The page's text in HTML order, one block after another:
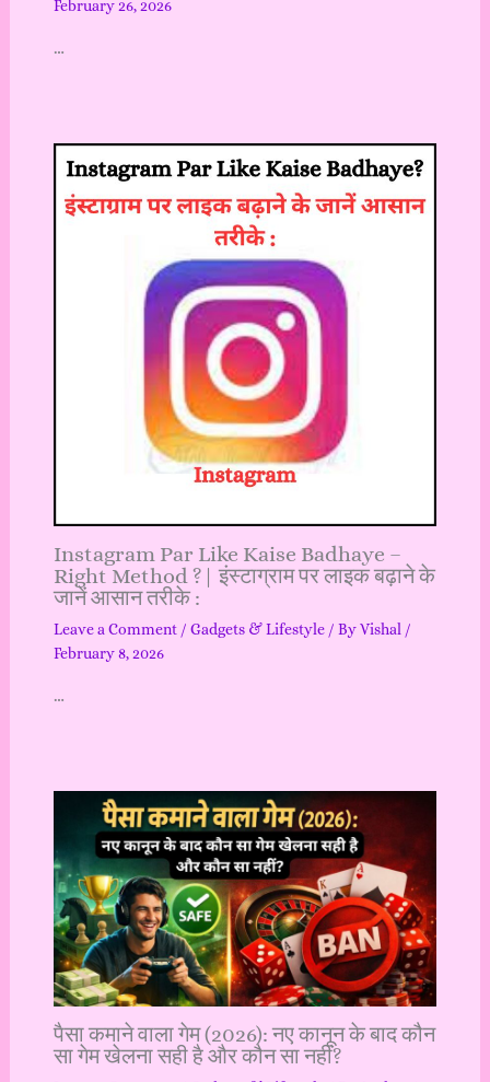
February 26, 2026
…
Instagram Par Like Kaise Badhaye –
Right Method ?| इंस्टाग्राम पर लाइक बढ़ाने के
जानें आसान तरीके :
Leave a Comment / Gadgets & Lifestyle/ ByVishal /
February 8, 2026
…
पैसा कमाने वाला गेम (2026): नए कानून के बाद कौन
सा गेम खेलना सही है और कौन सा नहीं?